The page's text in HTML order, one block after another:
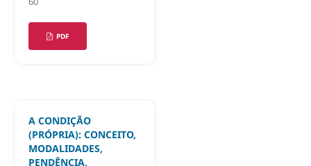
PDF
A CONDIÇÃO
(PRÓPRIA): CONCEITO,
MODALIDADES,
PENDÊNCIA,